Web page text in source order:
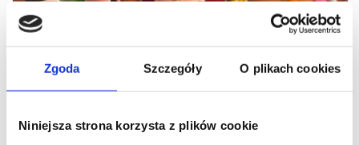
Zgoda Szczegóły O plikach cookies
Niniejsza strona korzysta z plików cookie